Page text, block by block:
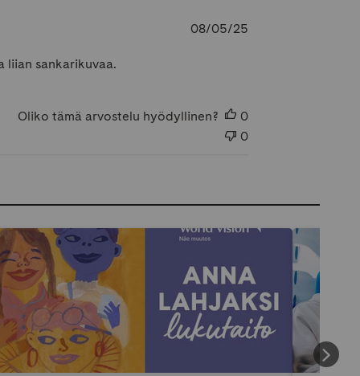
liian sankarikuvaa.
08/05/25
Oliko tämä arvostelu hyödyllinen?
0
0